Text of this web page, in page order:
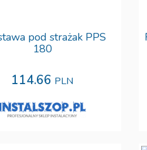
pod strażak PPS
180
114.66 PLN